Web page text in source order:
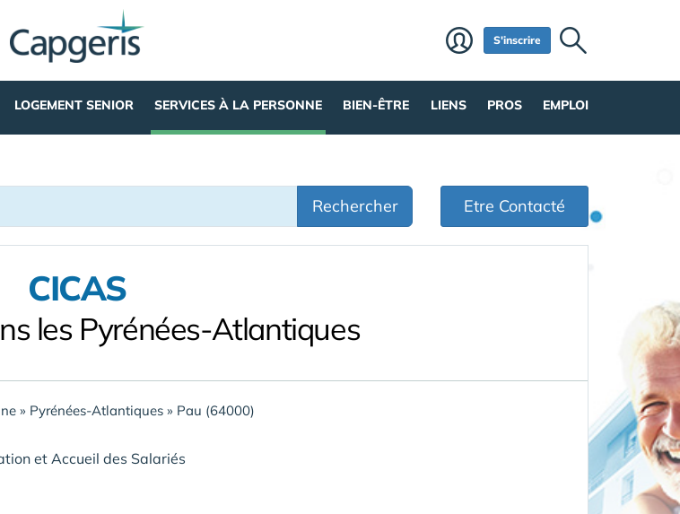
S'inscrire
LOGEMENT SENIOR SERVICES À LA PERSONNE BIEN-ÊTRE LIENS PROS EMPLOI
Rechercher Etre Contacté
CICAS
les Pyrénées-Atlantiques
» Pyrénées-Atlantiques » Pau (64000)
et Accueil des Salariés